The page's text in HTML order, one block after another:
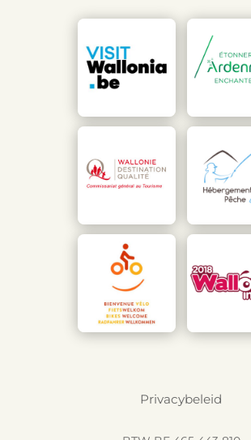
Privacybeleid